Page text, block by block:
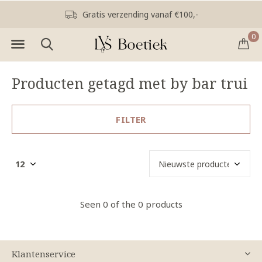
0
Gratis verzending vanaf €100,-
Producten getagd met by bar trui
FILTER
Seen 0 of the 0 products
Klantenservice